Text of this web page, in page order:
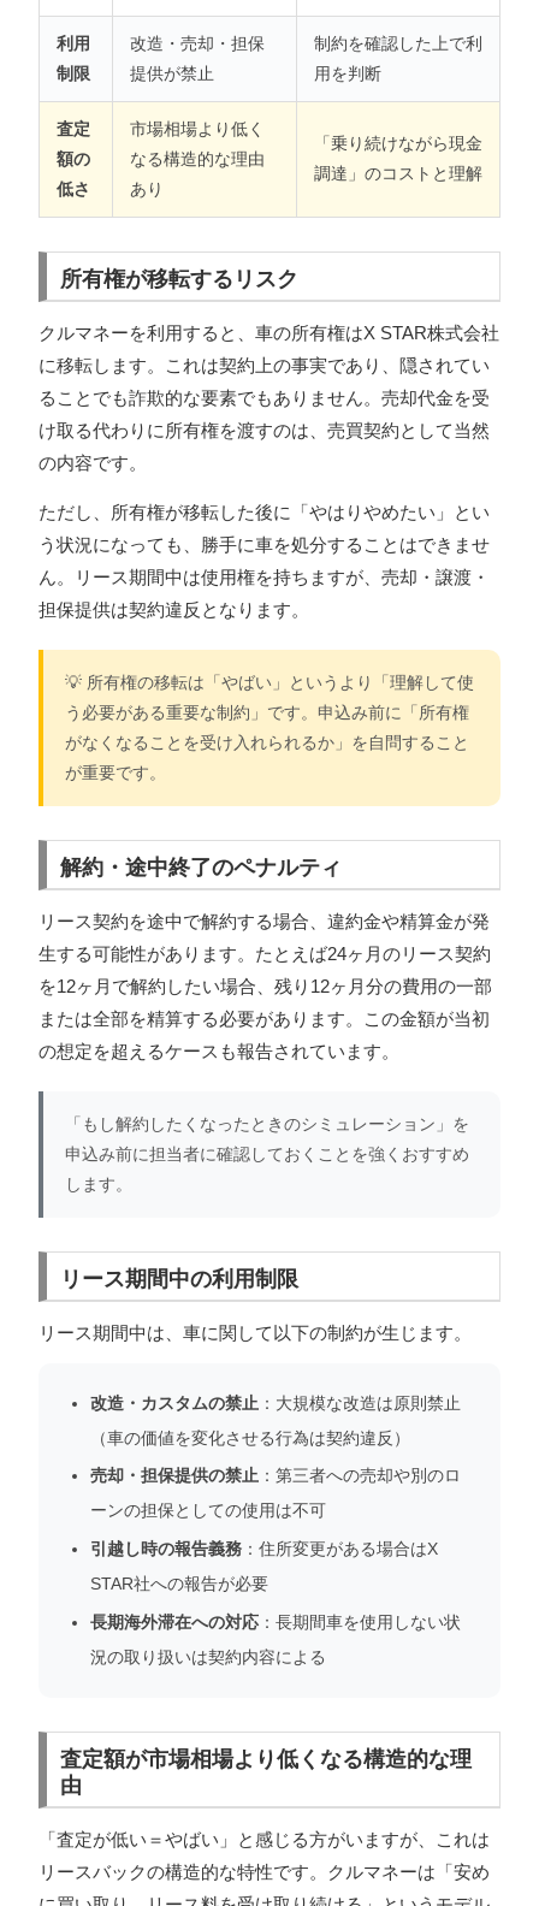
利用
制限
改造・売却・担保
提供が禁止
制約を確認した上で利
用を判断
査定
額の
低さ
市場相場より低く
なる構造的な理由
あり
「乗り続けながら現金
調達」のコストと理解
所有権が移転するリスク
クルマネーを利用すると、車の所有権はX STAR株式会社
に移転します。これは契約上の事実であり、隠されてい
ることでも詐欺的な要素でもありません。売却代金を受
け取る代わりに所有権を渡すのは、売買契約として当然
の内容です。
ただし、所有権が移転した後に「やはりやめたい」とい
う状況になっても、勝手に車を処分することはできませ
ん。リース期間中は使用権を持ちますが、売却・譲渡・
担保提供は契約違反となります。
💡 所有権の移転は「やばい」というより「理解して使
う必要がある重要な制約」です。申込み前に「所有権
がなくなることを受け入れられるか」を自問すること
が重要です。
解約・途中終了のペナルティ
リース契約を途中で解約する場合、違約金や精算金が発
生する可能性があります。たとえば24ヶ月のリース契約
を12ヶ月で解約したい場合、残り12ヶ月分の費用の一部
または全部を精算する必要があります。この金額が当初
の想定を超えるケースも報告されています。
「もし解約したくなったときのシミュレーション」を
申込み前に担当者に確認しておくことを強くおすすめ
します。
リース期間中の利用制限
リース期間中は、車に関して以下の制約が生じます。
改造・カスタムの禁止 ：大規模な改造は原則禁止
（車の価値を変化させる行為は契約違反）
売却・担保提供の禁止：第三者への売却や別のロ
ーンの担保としての使用は不可
引越し時の報告義務：住所変更がある場合はX
STAR社への報告が必要
長期海外滞在への対応：長期間車を使用しない状
況の取り扱いは契約内容による
査定額が市場相場より低くなる構造的な理
由
「査定が低い＝やばい」と感じる方がいますが、これは
リースバックの構造的な特性です。クルマネーは「安め